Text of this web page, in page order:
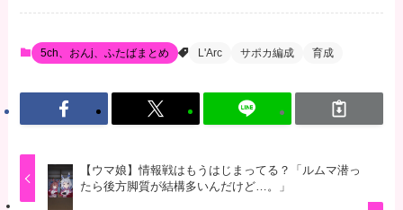
5ch、おんj、ふたばまとめ L'Arc サポカ編成 育成
【ウマ娘】情報戦はもうはじまってる？「ルムマ潜っ
たら後方脚質が結構多いんだけど…。」